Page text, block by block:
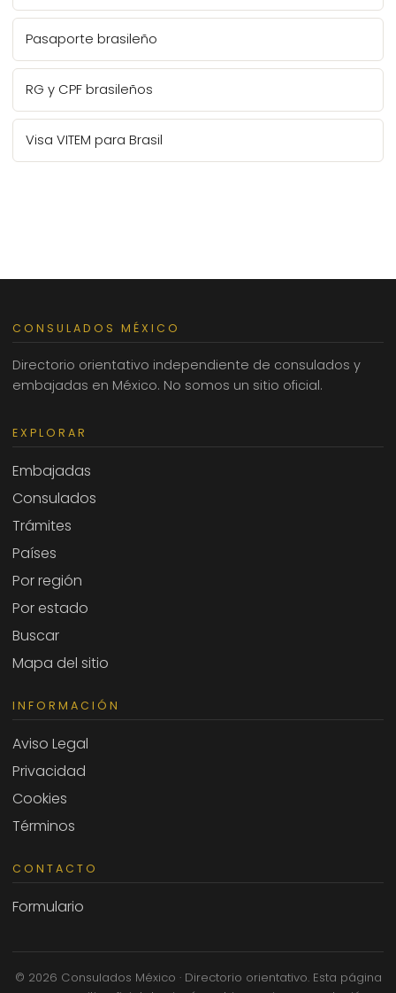
Pasaporte brasileño
RG y CPF brasileños
Visa VITEM para Brasil
CONSULADOS MÉXICO
Directorio orientativo independiente de consulados y
embajadas en México. No somos un sitio oficial.
EXPLORAR
Embajadas
Consulados
Trámites
Países
Por región
Por estado
Buscar
Mapa del sitio
INFORMACIÓN
Aviso Legal
Privacidad
Cookies
Términos
CONTACTO
Formulario
© 2026 Consulados México · Directorio orientativo. Esta página